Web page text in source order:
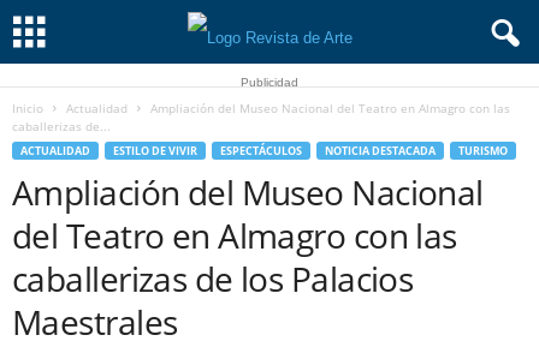
Publicidad
Inicio Actualidad
Ampliación del Museo Nacional del Teatro en Almagro con las
caballerizas de...
ACTUALIDAD ESTILO DE VIVIR ESPECTÁCULOS NOTICIA DESTACADA TURISMO
Ampliación del Museo Nacional
del Teatro en Almagro con las
caballerizas de los Palacios
Maestrales